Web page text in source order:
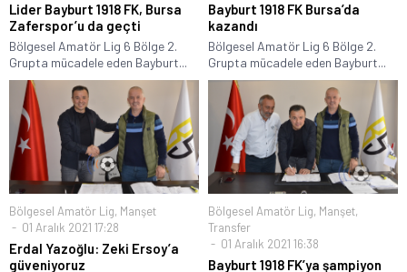
Lider Bayburt 1918 FK, Bursa
Zaferspor’u da geçti
Bölgesel Amatör Lig 6 Bölge 2.
Grupta mücadele eden Bayburt...
Bayburt 1918 FK Bursa’da
kazandı
Bölgesel Amatör Lig 6 Bölge 2.
Grupta mücadele eden Bayburt...
Bölgesel Amatör Lig, Manşet
01 Aralık 2021 17:28
Erdal Yazoğlu: Zeki Ersoy’a
güveniyoruz
Bölgesel Amatör Lig, Manşet,
Transfer
01 Aralık 2021 16:38
Bayburt 1918 FK’ya şampiyon